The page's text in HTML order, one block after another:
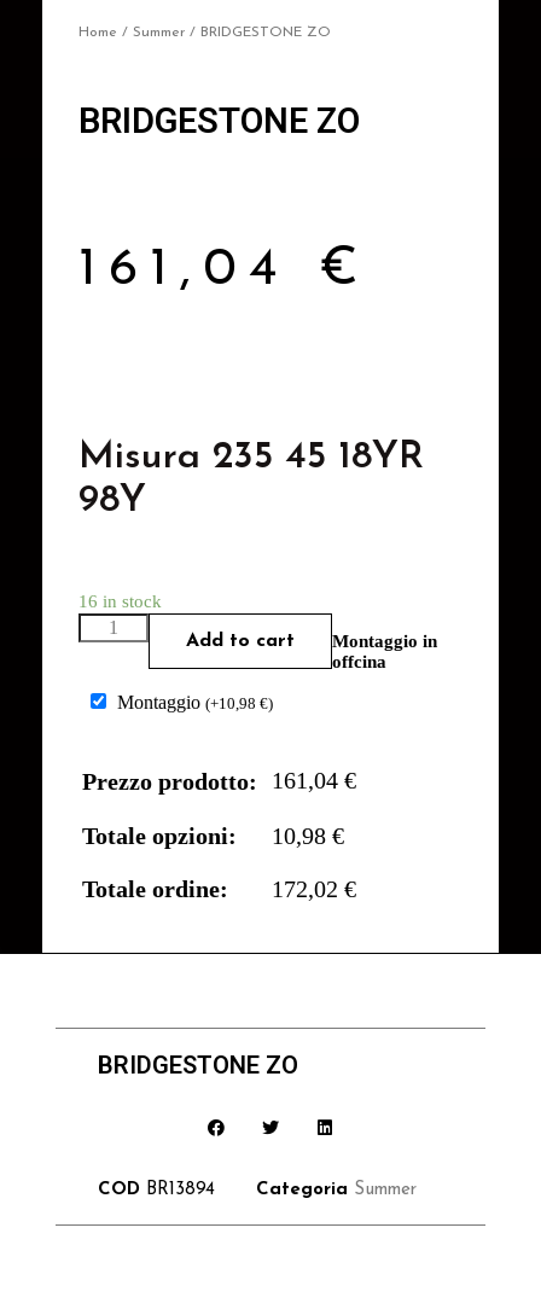
Home / Summer / BRIDGESTONE ZO
BRIDGESTONE ZO
161,04 €
Misura 235 45 18YR
98Y
16 in stock
Add to cart
Montaggio in
offcina
Montaggio (+10,98 €)
Prezzo prodotto: 161,04 €
Totale opzioni:
10,98 €
Totale ordine:
172,02 €
BRIDGESTONE ZO
COD BR13894 Categoria Summer